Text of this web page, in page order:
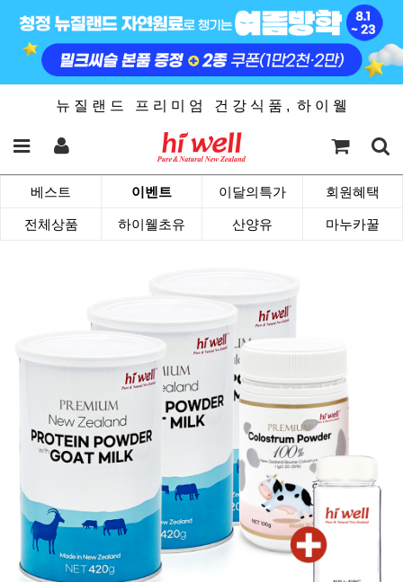
뉴 질 랜 드 프 리 미 엄 건 강 식 품 , 하 이 웰
베스트 이벤트 이달의특가 회원혜택
전체상품 하이웰초유 산양유 마누카꿀